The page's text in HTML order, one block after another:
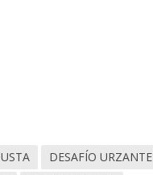
DESAFÍO URZANTE